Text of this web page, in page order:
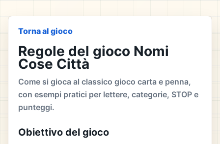
Torna al gioco
Regole del gioco Nomi
Cose Città
Come si gioca al classico gioco carta e penna,
con esempi pratici per lettere, categorie, STOP e
punteggi.
Obiettivo del gioco